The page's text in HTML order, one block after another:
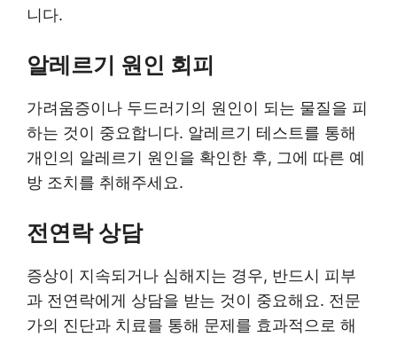
니다.
알레르기 원인 회피
가려움증이나 두드러기의 원인이 되는 물질을 피
하는 것이 중요합니다. 알레르기 테스트를 통해
개인의 알레르기 원인을 확인한 후, 그에 따른 예
방 조치를 취해주세요.
전연락 상담
증상이 지속되거나 심해지는 경우, 반드시 피부
과 전연락에게 상담을 받는 것이 중요해요. 전문
가의 진단과 치료를 통해 문제를 효과적으로 해